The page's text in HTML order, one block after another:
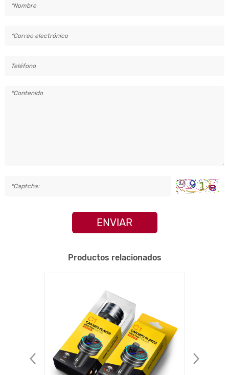
ENVIAR
Productos relacionados